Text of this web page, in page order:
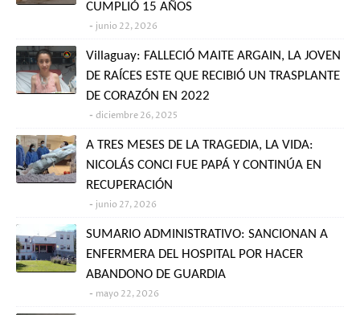
CUMPLIÓ 15 AÑOS
junio 22, 2026
Villaguay: FALLECIÓ MAITE ARGAIN, LA JOVEN
DE RAÍCES ESTE QUE RECIBIÓ UN TRASPLANTE
DE CORAZÓN EN 2022
diciembre 26, 2025
A TRES MESES DE LA TRAGEDIA, LA VIDA:
NICOLÁS CONCI FUE PAPÁ Y CONTINÚA EN
RECUPERACIÓN
junio 27, 2026
SUMARIO ADMINISTRATIVO: SANCIONAN A
ENFERMERA DEL HOSPITAL POR HACER
ABANDONO DE GUARDIA
mayo 22, 2026